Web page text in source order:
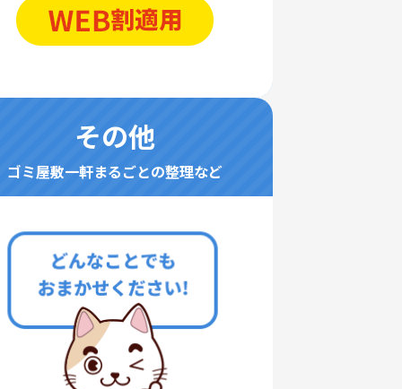
その他
ゴミ屋敷一軒まるごとの整理など